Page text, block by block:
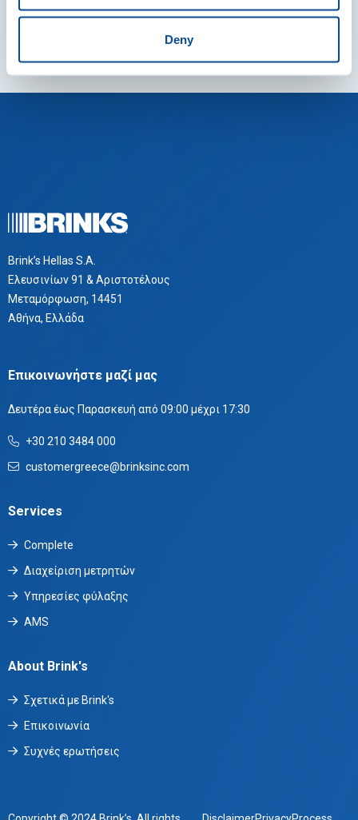
Deny
Brink’s Hellas S.A.
Ελευσινίων 91 & Αριστοτέλους
Μεταμόρφωση, 14451
Αθήνα, Ελλάδα
Επικοινωνήστε μαζί μας
Δευτέρα έως Παρασκευή από 09:00 μέχρι 17:30
+30 210 3484 000
customergreece@brinksinc.com
Services
Complete
Διαχείριση μετρητών
Υπηρεσίες φύλαξης
AMS
About Brink's
Σχετικά με Brink's
Επικοινωνία
Συχνές ερωτήσεις